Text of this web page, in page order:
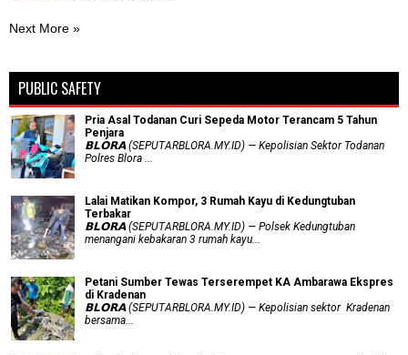
Next More »
PUBLIC SAFETY
Pria Asal Todanan Curi Sepeda Motor Terancam 5 Tahun
Penjara
𝗕𝗟𝗢𝗥𝗔 (SEPUTARBLORA.MY.ID) — Kepolisian Sektor Todanan
Polres Blora ...
Lalai Matikan Kompor, 3 Rumah Kayu di Kedungtuban
Terbakar
𝗕𝗟𝗢𝗥𝗔 (SEPUTARBLORA.MY.ID) — Polsek Kedungtuban
menangani kebakaran 3 rumah kayu...
Petani Sumber Tewas Terserempet KA Ambarawa Ekspres
di Kradenan
𝗕𝗟𝗢𝗥𝗔 (SEPUTARBLORA.MY.ID) — Kepolisian sektor Kradenan
bersama...